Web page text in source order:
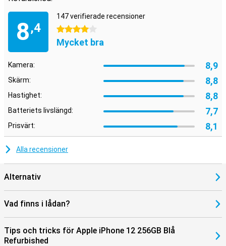
iPhone 12 är ett utmärkt val när det gäller att välja en ny
smartphone.
8,4
147 verifierade recensioner
4 stjärnor
Mycket bra
Kamera: 8,9
Skärm: 8,8
Hastighet: 8,8
Batteriets livslängd: 7,7
Prisvärt: 8,1
Alla recensioner
Alternativ
Vad finns i lådan?
Tips och tricks för Apple iPhone 12 256GB Blå
Refurbished